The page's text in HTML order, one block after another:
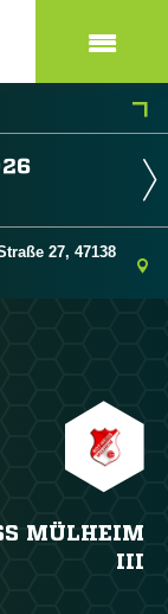
27, 47138
MÜLHEIM
III